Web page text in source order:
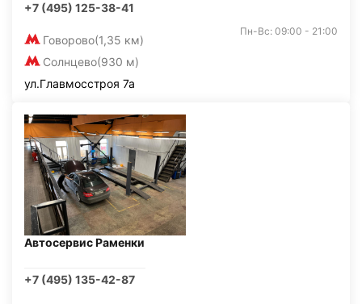
+7 (495) 125-38-41
Говорово(1,35 км)
Солнцево(930 м)
Пн-Вс: 09:00 - 21:00
ул.Главмосстроя 7а
Автосервис Раменки
+7 (495) 135-42-87